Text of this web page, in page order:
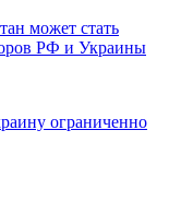
может стать
РФ и Украины
ограниченно